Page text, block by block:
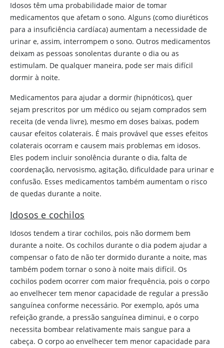
Idosos têm uma probabilidade maior de tomar
medicamentos que afetam o sono. Alguns (como diuréticos
para a insuficiência cardíaca) aumentam a necessidade de
urinar e, assim, interrompem o sono. Outros medicamentos
deixam as pessoas sonolentas durante o dia ou as
estimulam. De qualquer maneira, pode ser mais difícil
dormir à noite.
Medicamentos para ajudar a dormir (hipnóticos), quer
sejam prescritos por um médico ou sejam comprados sem
receita (de venda livre), mesmo em doses baixas, podem
causar efeitos colaterais. É mais provável que esses efeitos
colaterais ocorram e causem mais problemas em idosos.
Eles podem incluir sonolência durante o dia, falta de
coordenação, nervosismo, agitação, dificuldade para urinar e
confusão. Esses medicamentos também aumentam o risco
de quedas durante a noite.
Idosos e cochilos
Idosos tendem a tirar cochilos, pois não dormem bem
durante a noite. Os cochilos durante o dia podem ajudar a
compensar o fato de não ter dormido durante a noite, mas
também podem tornar o sono à noite mais difícil. Os
cochilos podem ocorrer com maior frequência, pois o corpo
ao envelhecer tem menor capacidade de regular a pressão
sanguínea conforme necessário. Por exemplo, após uma
refeição grande, a pressão sanguínea diminui, e o corpo
necessita bombear relativamente mais sangue para a
cabeça. O corpo ao envelhecer tem menor capacidade para